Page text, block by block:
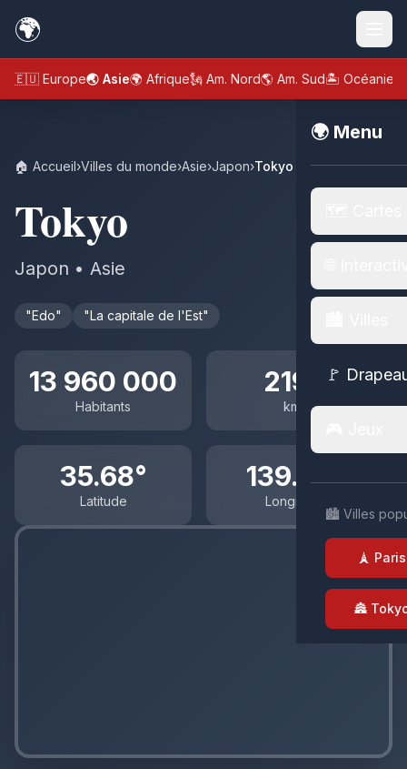
🌍
🇪🇺 Europe🌏 Asie🌍 Afrique🗽 Am. Nord🌎 Am. Sud🏝️ Océanie
🌍 Menu
🚩
🏙️ Villes
🗼 Paris
🏯
🏠 Accueil›Villes du monde›Asie›Japon›Tokyo
Tokyo
Japon • Asie
"Edo" "La capitale de l'Est"
13 960 000
Habitants
2194
km²
35.68°
Latitude
139.65°
Longitude